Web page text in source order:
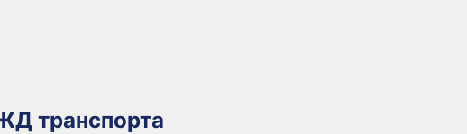
транспорта